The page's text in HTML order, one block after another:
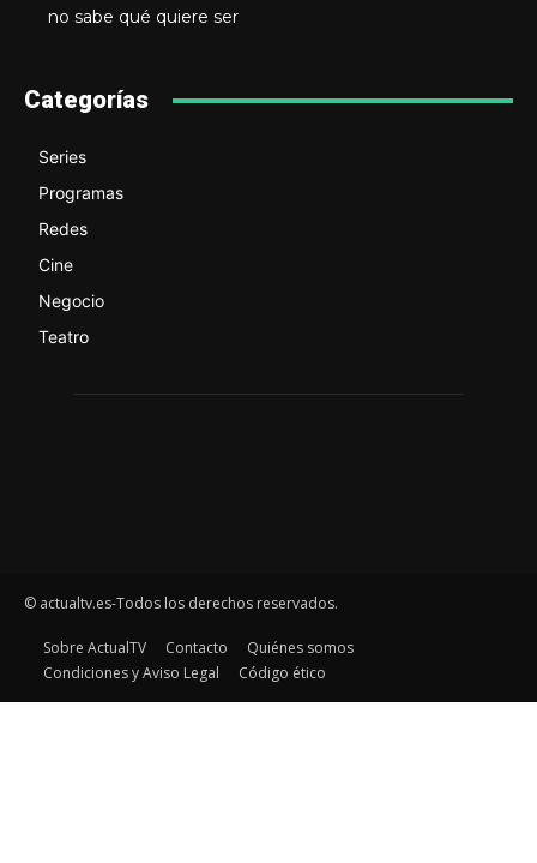
no sabe qué quiere ser
Categorías
Series
Programas
Redes
Cine
Negocio
Teatro
© actualtv.es-Todos los derechos reservados.
Sobre ActualTV Contacto
Quiénes somos
Condiciones y Aviso Legal
Código ético